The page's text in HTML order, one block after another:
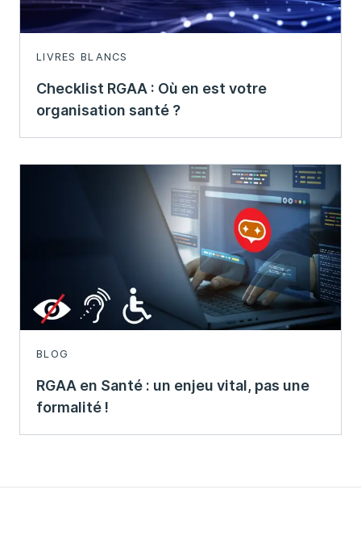
LIVRES BLANCS
Checklist RGAA : Où en est votre
organisation santé ?
BLOG
RGAA en Santé : un enjeu vital, pas une
formalité !